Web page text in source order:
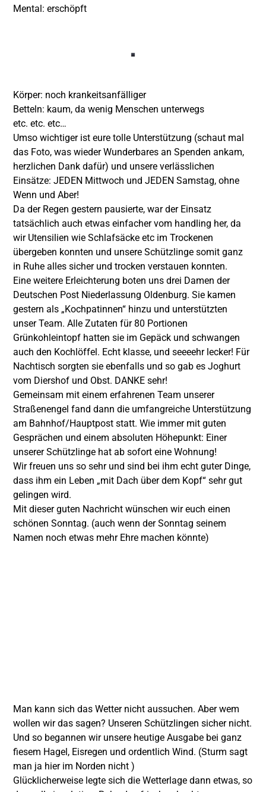
Mental: erschöpft
Körper: noch krankeitsanfälliger
Betteln: kaum, da wenig Menschen unterwegs
etc. etc. etc…
Umso wichtiger ist eure tolle Unterstützung (schaut mal
das Foto, was wieder Wunderbares an Spenden ankam,
herzlichen Dank dafür) und unsere verlässlichen
Einsätze: JEDEN Mittwoch und JEDEN Samstag, ohne
Wenn und Aber!
Da der Regen gestern pausierte, war der Einsatz
tatsächlich auch etwas einfacher vom handling her, da
wir Utensilien wie Schlafsäcke etc im Trockenen
übergeben konnten und unsere Schützlinge somit ganz
in Ruhe alles sicher und trocken verstauen konnten.
Eine weitere Erleichterung boten uns drei Damen der
Deutschen Post Niederlassung Oldenburg. Sie kamen
gestern als „Kochpatinnen“ hinzu und unterstützten
unser Team. Alle Zutaten für 80 Portionen
Grünkohleintopf hatten sie im Gepäck und schwangen
auch den Kochlöffel. Echt klasse, und seeeehr lecker! Für
Nachtisch sorgten sie ebenfalls und so gab es Joghurt
vom Diershof und Obst. DANKE sehr!
Gemeinsam mit einem erfahrenen Team unserer
Straßenengel fand dann die umfangreiche Unterstützung
am Bahnhof/Hauptpost statt. Wie immer mit guten
Gesprächen und einem absoluten Höhepunkt: Einer
unserer Schützlinge hat ab sofort eine Wohnung!
Wir freuen uns so sehr und sind bei ihm echt guter Dinge,
dass ihm ein Leben „mit Dach über dem Kopf“ sehr gut
gelingen wird.
Mit dieser guten Nachricht wünschen wir euch einen
schönen Sonntag. (auch wenn der Sonntag seinem
Namen noch etwas mehr Ehre machen könnte)
Man kann sich das Wetter nicht aussuchen. Aber wem
wollen wir das sagen? Unseren Schützlingen sicher nicht.
Und so begannen wir unsere heutige Ausgabe bei ganz
fiesem Hagel, Eisregen und ordentlich Wind. (Sturm sagt
man ja hier im Norden nicht )
Glücklicherweise legte sich die Wetterlage dann etwas, so